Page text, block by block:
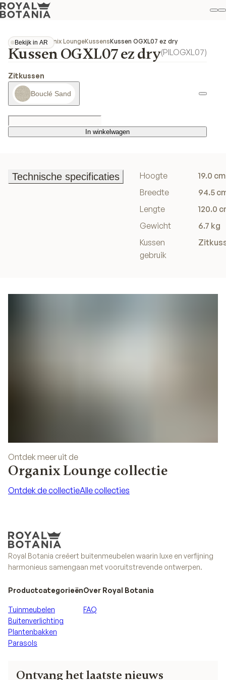
Bekijk in AR
Bekijk in AR
Collecties Organix LoungeKussensKussen OGXL07 ez dry
Kussen OGXL07 ez dry(PILOGXL07)
Zitkussen
Bouclé Sand
In winkelwagen
In winkelwagen
Technische specificaties
Hoogte
19.0 cm
Breedte
94.5
Lengte
120.0
Gewicht
6.7 kg
Kussen
gebruik
Ontdek meer uit de
Organix Lounge collectie
Ontdek de collectieAlle collecties
Royal Botania creëert buitenmeubelen waarin luxe en verfijning
harmonieus samengaan met vooruitstrevende ontwerpen.
Ontvang het laatste nieuws
Productcategorieën
Tuinmeubelen
Buitenverlichting
Plantenbakken
Parasols
Over Royal Botania
FAQ